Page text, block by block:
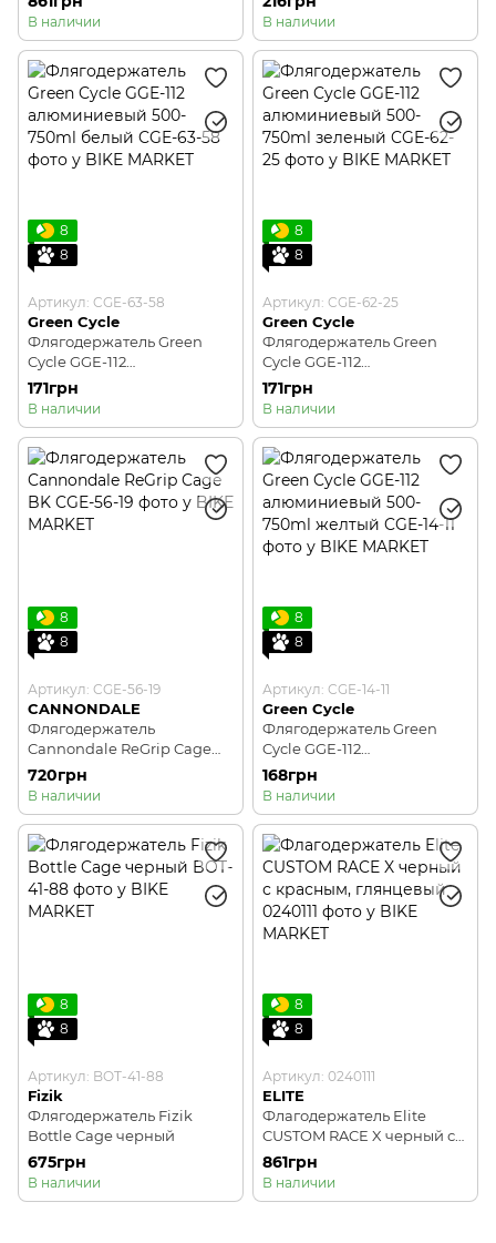
В наличии
черный
В наличии
8
8
Артикул: CGE-63-58
Green Cycle
Флягодержатель Green
Cycle GGE-112
алюминиевый 500-750ml
белый
171грн
В наличии
8
8
Артикул: CGE-62-25
Green Cycle
Флягодержатель Green
Cycle GGE-112
алюминиевый 500-750ml
зеленый
171грн
В наличии
8
8
Артикул: CGE-56-19
CANNONDALE
Флягодержатель
Cannondale ReGrip Cage
BK
720грн
В наличии
8
8
Артикул: CGE-14-11
Green Cycle
Флягодержатель Green
Cycle GGE-112
алюминиевый 500-750ml
желтый
168грн
В наличии
8
8
Артикул: BOT-41-88
Fizik
Флягодержатель Fizik
Bottle Cage черный
675грн
В наличии
8
8
Артикул: 0240111
ELITE
Флагодержатель Elite
CUSTOM RACE X черный с
красным, глянцевый
861грн
В наличии